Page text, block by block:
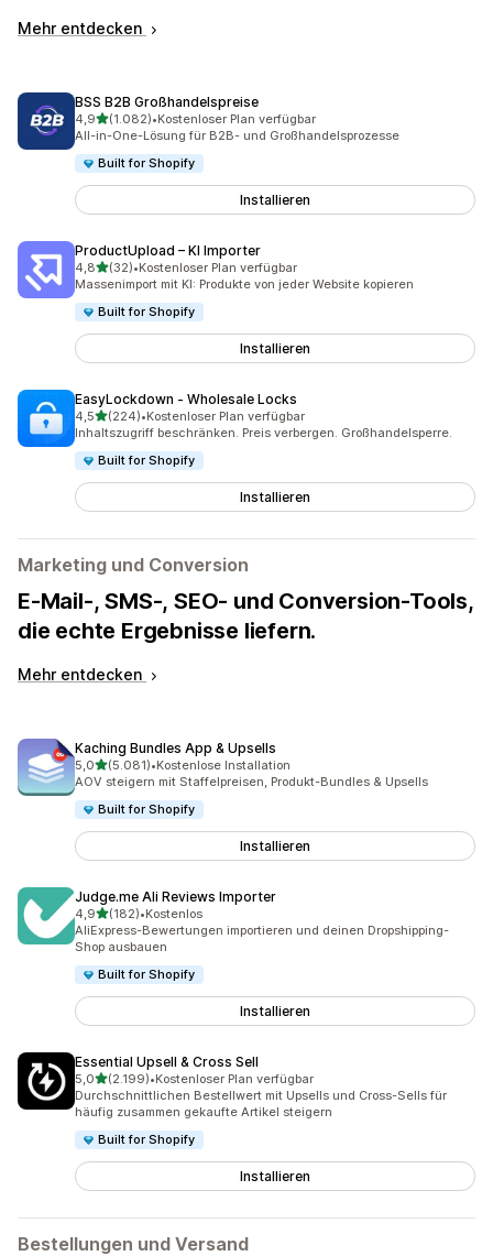
Mehr entdecken
BSS B2B Großhandelspreise
4,9von 5 Sternen
(1.082)
1082 Rezensionen insgesamt
•Kostenloser Plan verfügbar
All-in-One-Lösung für B2B- und Großhandelsprozesse
Built for Shopify
Installieren
ProductUpload – KI Importer
4,8von 5 Sternen
(32)
32 Rezensionen insgesamt
•Kostenloser Plan verfügbar
Massenimport mit KI: Produkte von jeder Website kopieren
Built for Shopify
Installieren
EasyLockdown ‑ Wholesale Locks
4,5von 5 Sternen
(224)
224 Rezensionen insgesamt
•Kostenloser Plan verfügbar
Inhaltszugriff beschränken. Preis verbergen. Großhandelsperre.
Built for Shopify
Installieren
Marketing und Conversion
E-Mail-, SMS-, SEO- und Conversion-Tools,
die echte Ergebnisse liefern.
Mehr entdecken
Kaching Bundles App & Upsells
5,0von 5 Sternen
(5.081)
5081 Rezensionen insgesamt
•Kostenlose Installation
AOV steigern mit Staffelpreisen, Produkt-Bundles & Upsells
Built for Shopify
Installieren
Judge.me Ali Reviews Importer
4,9von 5 Sternen
(182)
182 Rezensionen insgesamt
•Kostenlos
AliExpress-Bewertungen importieren und deinen Dropshipping-
Shop ausbauen
Built for Shopify
Installieren
Essential Upsell & Cross Sell
5,0von 5 Sternen
(2.199)
2199 Rezensionen insgesamt
•Kostenloser Plan verfügbar
Durchschnittlichen Bestellwert mit Upsells und Cross-Sells für
häufig zusammen gekaufte Artikel steigern
Built for Shopify
Installieren
Bestellungen und Versand